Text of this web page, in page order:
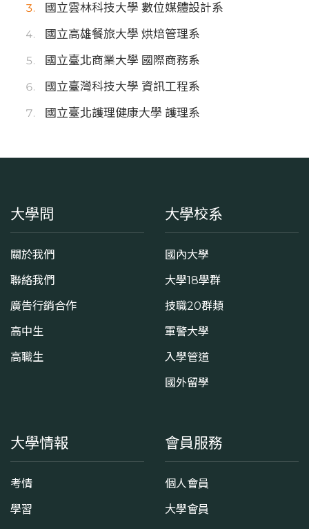
國立雲林科技大學 數位媒體設計系
國立高雄餐旅大學 烘焙管理系
國立臺北商業大學 國際商務系
國立臺灣科技大學 資訊工程系
國立臺北護理健康大學 護理系
大學問
關於我們
聯絡我們
廣告行銷合作
高中生
高職生
大學校系
國內大學
大學18學群
技職20群類
軍警大學
入學管道
國外留學
大學情報
考情
學習
會員服務
個人會員
大學會員